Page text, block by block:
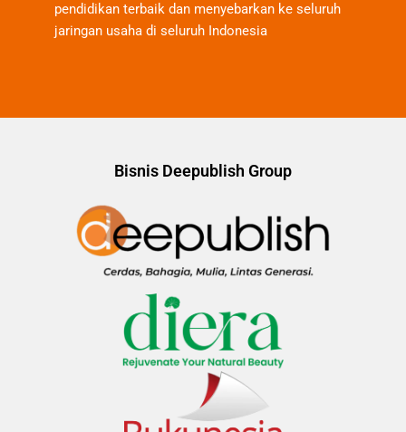
pendidikan terbaik dan menyebarkan ke seluruh
jaringan usaha di seluruh Indonesia
Bisnis Deepublish Group